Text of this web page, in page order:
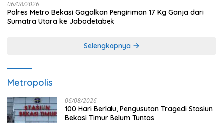
06/08/2026
Polres Metro Bekasi Gagalkan Pengiriman 17 Kg Ganja dari
Sumatra Utara ke Jabodetabek
Selengkapnya
Metropolis
06/08/2026
100 Hari Berlalu, Pengusutan Tragedi Stasiun
Bekasi Timur Belum Tuntas